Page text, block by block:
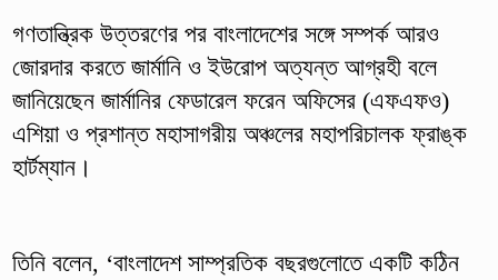
গণতান্ত্রিক উত্তরণের পর বাংলাদেশের সঙ্গে সম্পর্ক আরও
জোরদার করতে জার্মানি ও ইউরোপ অত্যন্ত আগ্রহী বলে
জানিয়েছেন জার্মানির ফেডারেল ফরেন অফিসের (এফএফও)
এশিয়া ও প্রশান্ত মহাসাগরীয় অঞ্চলের মহাপরিচালক ফ্রাঙ্ক
হার্টম্যান।
তিনি বলেন, ‘বাংলাদেশ সাম্প্রতিক বছরগুলোতে একটি কঠিন